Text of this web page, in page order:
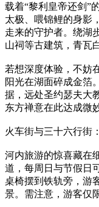
载着“黎利皇帝还剑”
太极、喂锦鲤的身影
走来的守护者。绕湖
山祠等古建筑，青瓦
若想深度体验，不妨
阳光在湖面碎成金箔
据，远处圣约瑟夫大
东方禅意在此达成微
火车街与三十六行街
河内旅游的惊喜藏在
道，每周日与节假日
桌椅摆到铁轨旁，游
景。需注意，游客仅